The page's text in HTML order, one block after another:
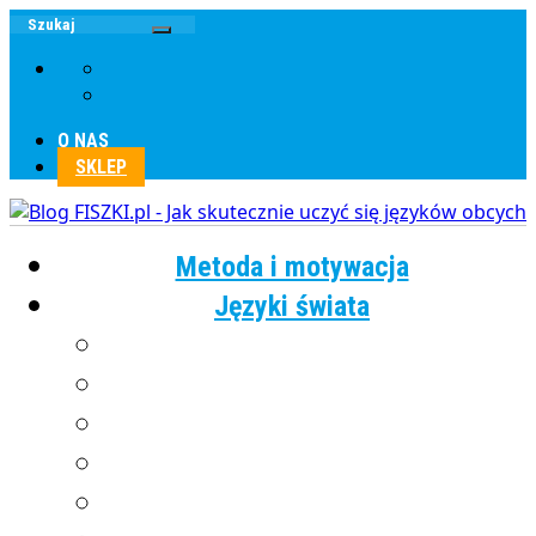
O NAS
SKLEP
Metoda i motywacja
Języki świata